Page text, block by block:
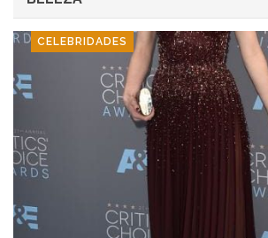
CELEBRIDADES